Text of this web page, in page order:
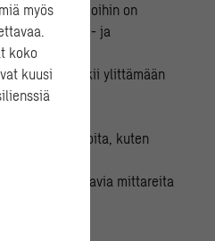
aukioihin on
hule- ja
pyrkii ylittämään
kuten
tarvittavia mittareita
Swecon
myös
koko
kuusi